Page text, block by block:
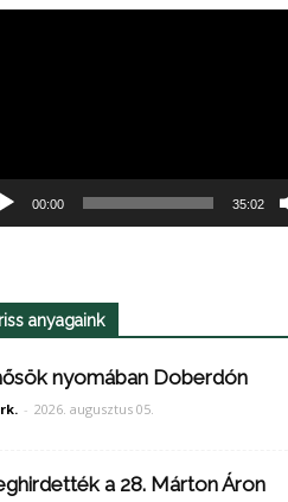
00:00 35:02
anyagaink
nyomában Doberdón
- 2026. augusztus 05.
a 28. Márton Áron